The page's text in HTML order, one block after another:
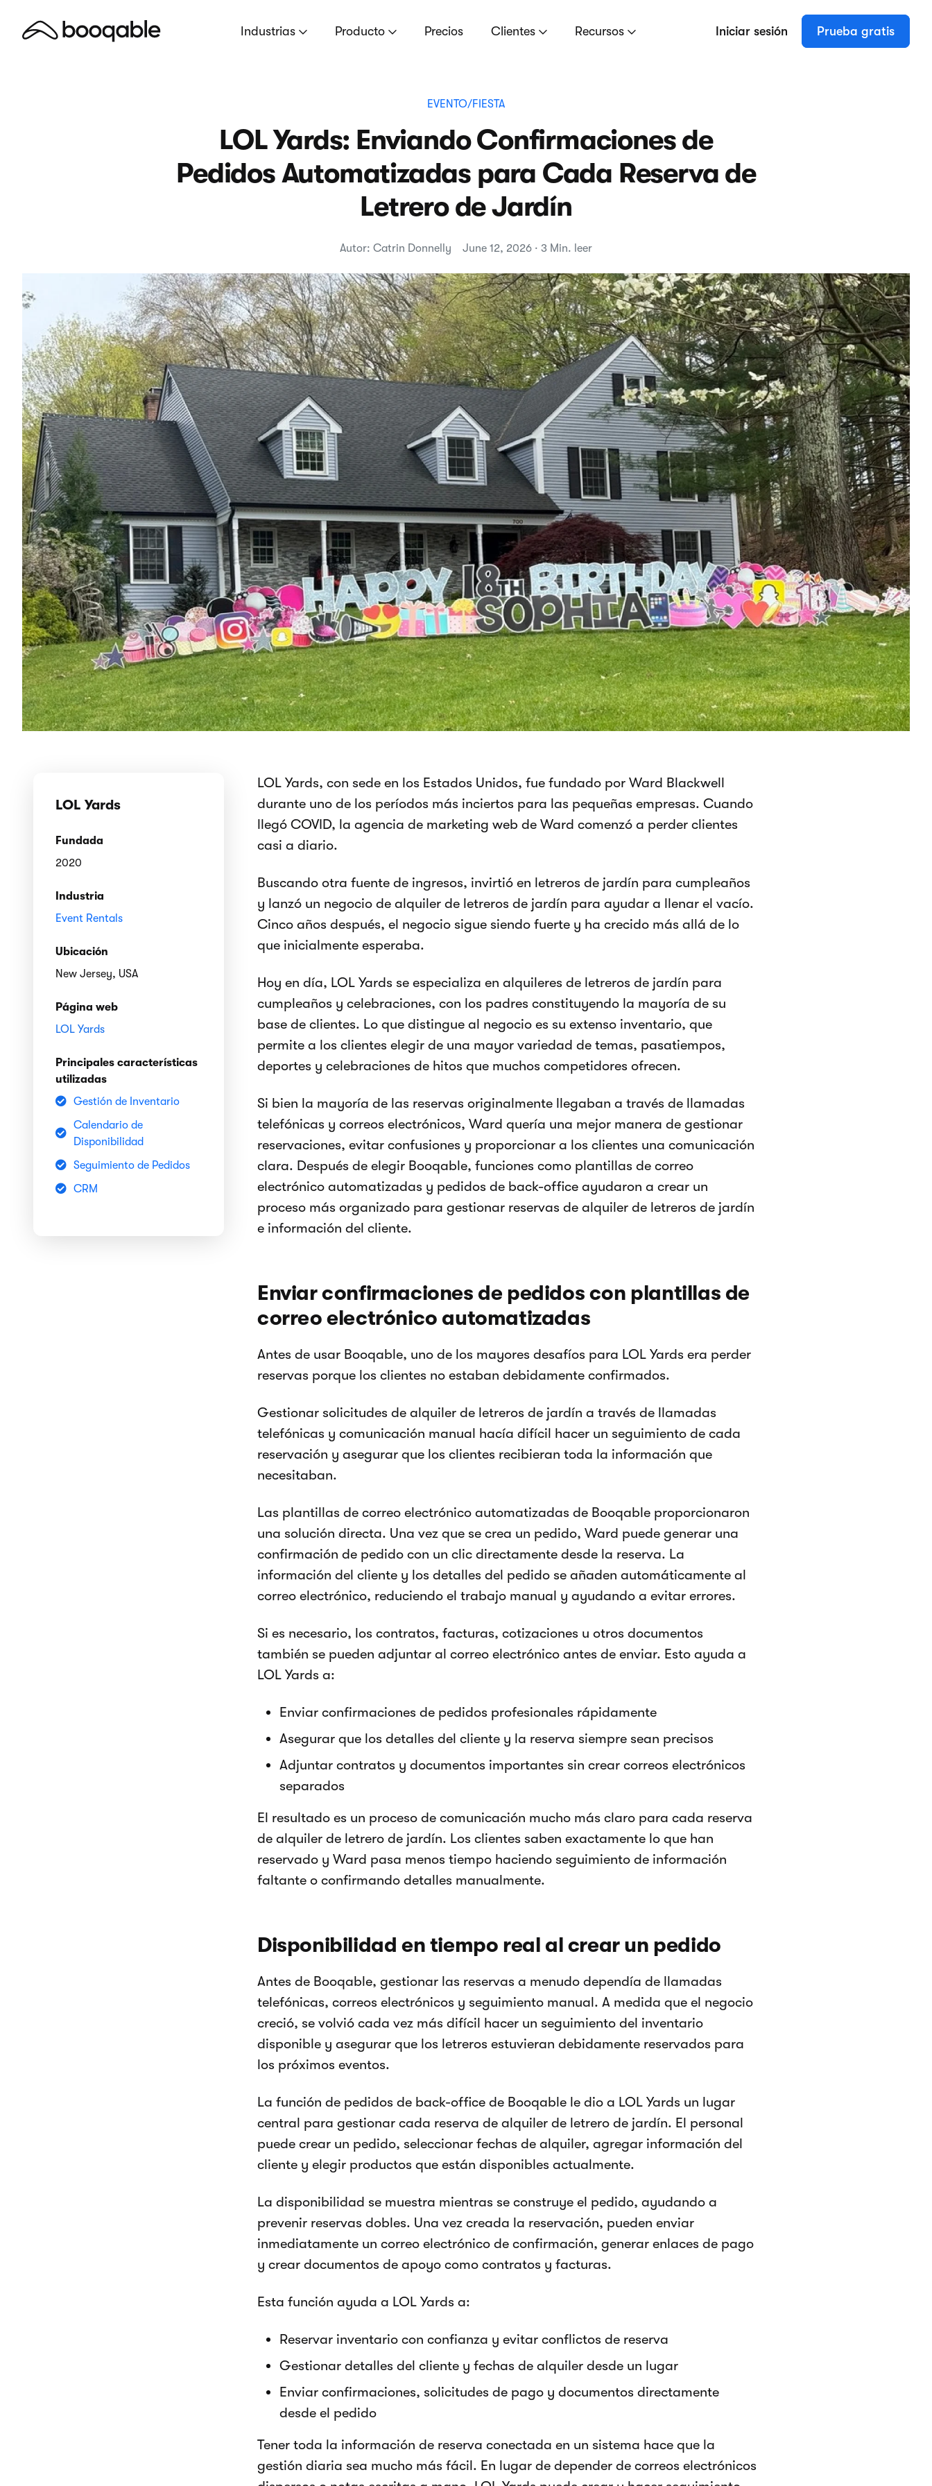
Industrias Producto Precios Clientes Recursos Iniciar sesión Prueba gratis
EVENTO/FIESTA
LOL Yards: Enviando Confirmaciones de
Pedidos Automatizadas para Cada Reserva de
Letrero de Jardín
Autor: Catrin Donnelly June 12, 2026 · 3 Min. leer
LOL Yards
Fundada
2020
Industria
Event Rentals
Ubicación
New Jersey, USA
Página web
LOL Yards
Principales características
utilizadas
Gestión de Inventario
Calendario de
Disponibilidad
Seguimiento de Pedidos
CRM
LOL Yards, con sede en los Estados Unidos, fue fundado por Ward Blackwell
durante uno de los períodos más inciertos para las pequeñas empresas. Cuando
llegó COVID, la agencia de marketing web de Ward comenzó a perder clientes
casi a diario.
Buscando otra fuente de ingresos, invirtió en letreros de jardín para cumpleaños
y lanzó un negocio de alquiler de letreros de jardín para ayudar a llenar el vacío.
Cinco años después, el negocio sigue siendo fuerte y ha crecido más allá de lo
que inicialmente esperaba.
Hoy en día, LOL Yards se especializa en alquileres de letreros de jardín para
cumpleaños y celebraciones, con los padres constituyendo la mayoría de su
base de clientes. Lo que distingue al negocio es su extenso inventario, que
permite a los clientes elegir de una mayor variedad de temas, pasatiempos,
deportes y celebraciones de hitos que muchos competidores ofrecen.
Si bien la mayoría de las reservas originalmente llegaban a través de llamadas
telefónicas y correos electrónicos, Ward quería una mejor manera de gestionar
reservaciones, evitar confusiones y proporcionar a los clientes una comunicación
clara. Después de elegir Booqable, funciones como plantillas de correo
electrónico automatizadas y pedidos de back-office ayudaron a crear un
proceso más organizado para gestionar reservas de alquiler de letreros de jardín
e información del cliente.
Enviar confirmaciones de pedidos con plantillas de
correo electrónico automatizadas
Antes de usar Booqable, uno de los mayores desafíos para LOL Yards era perder
reservas porque los clientes no estaban debidamente confirmados.
Gestionar solicitudes de alquiler de letreros de jardín a través de llamadas
telefónicas y comunicación manual hacía difícil hacer un seguimiento de cada
reservación y asegurar que los clientes recibieran toda la información que
necesitaban.
Las plantillas de correo electrónico automatizadas de Booqable proporcionaron
una solución directa. Una vez que se crea un pedido, Ward puede generar una
confirmación de pedido con un clic directamente desde la reserva. La
información del cliente y los detalles del pedido se añaden automáticamente al
correo electrónico, reduciendo el trabajo manual y ayudando a evitar errores.
Si es necesario, los contratos, facturas, cotizaciones u otros documentos
también se pueden adjuntar al correo electrónico antes de enviar. Esto ayuda a
LOL Yards a:
Enviar confirmaciones de pedidos profesionales rápidamente
Asegurar que los detalles del cliente y la reserva siempre sean precisos
Adjuntar contratos y documentos importantes sin crear correos electrónicos
separados
El resultado es un proceso de comunicación mucho más claro para cada reserva
de alquiler de letrero de jardín. Los clientes saben exactamente lo que han
reservado y Ward pasa menos tiempo haciendo seguimiento de información
faltante o confirmando detalles manualmente.
Disponibilidad en tiempo real al crear un pedido
Antes de Booqable, gestionar las reservas a menudo dependía de llamadas
telefónicas, correos electrónicos y seguimiento manual. A medida que el negocio
creció, se volvió cada vez más difícil hacer un seguimiento del inventario
disponible y asegurar que los letreros estuvieran debidamente reservados para
los próximos eventos.
La función de pedidos de back-office de Booqable le dio a LOL Yards un lugar
central para gestionar cada reserva de alquiler de letrero de jardín. El personal
puede crear un pedido, seleccionar fechas de alquiler, agregar información del
cliente y elegir productos que están disponibles actualmente.
La disponibilidad se muestra mientras se construye el pedido, ayudando a
prevenir reservas dobles. Una vez creada la reservación, pueden enviar
inmediatamente un correo electrónico de confirmación, generar enlaces de pago
y crear documentos de apoyo como contratos y facturas.
Esta función ayuda a LOL Yards a:
Reservar inventario con confianza y evitar conflictos de reserva
Gestionar detalles del cliente y fechas de alquiler desde un lugar
Enviar confirmaciones, solicitudes de pago y documentos directamente
desde el pedido
Tener toda la información de reserva conectada en un sistema hace que la
gestión diaria sea mucho más fácil. En lugar de depender de correos electrónicos